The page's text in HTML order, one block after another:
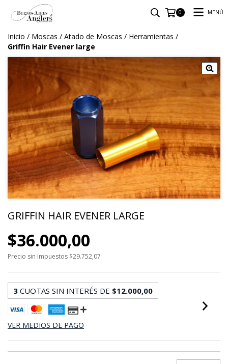
0 MENÚ
Inicio / Moscas / Atado de Moscas / Herramientas /
Griffin Hair Evener large
GRIFFIN HAIR EVENER LARGE
$36.000,00
Precio sin impuestos $29.752,07
3 CUOTAS SIN INTERÉS DE $12.000,00
VER MEDIOS DE PAGO